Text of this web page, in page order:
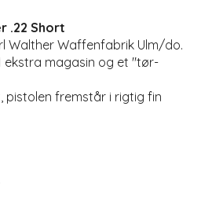
.22 Short
Walther Waffenfabrik Ulm/do.
ekstra magasin og et "tør-
pistolen fremstår i rigtig fin